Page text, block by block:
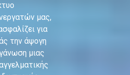
μας,
για
την άψογη
μιας